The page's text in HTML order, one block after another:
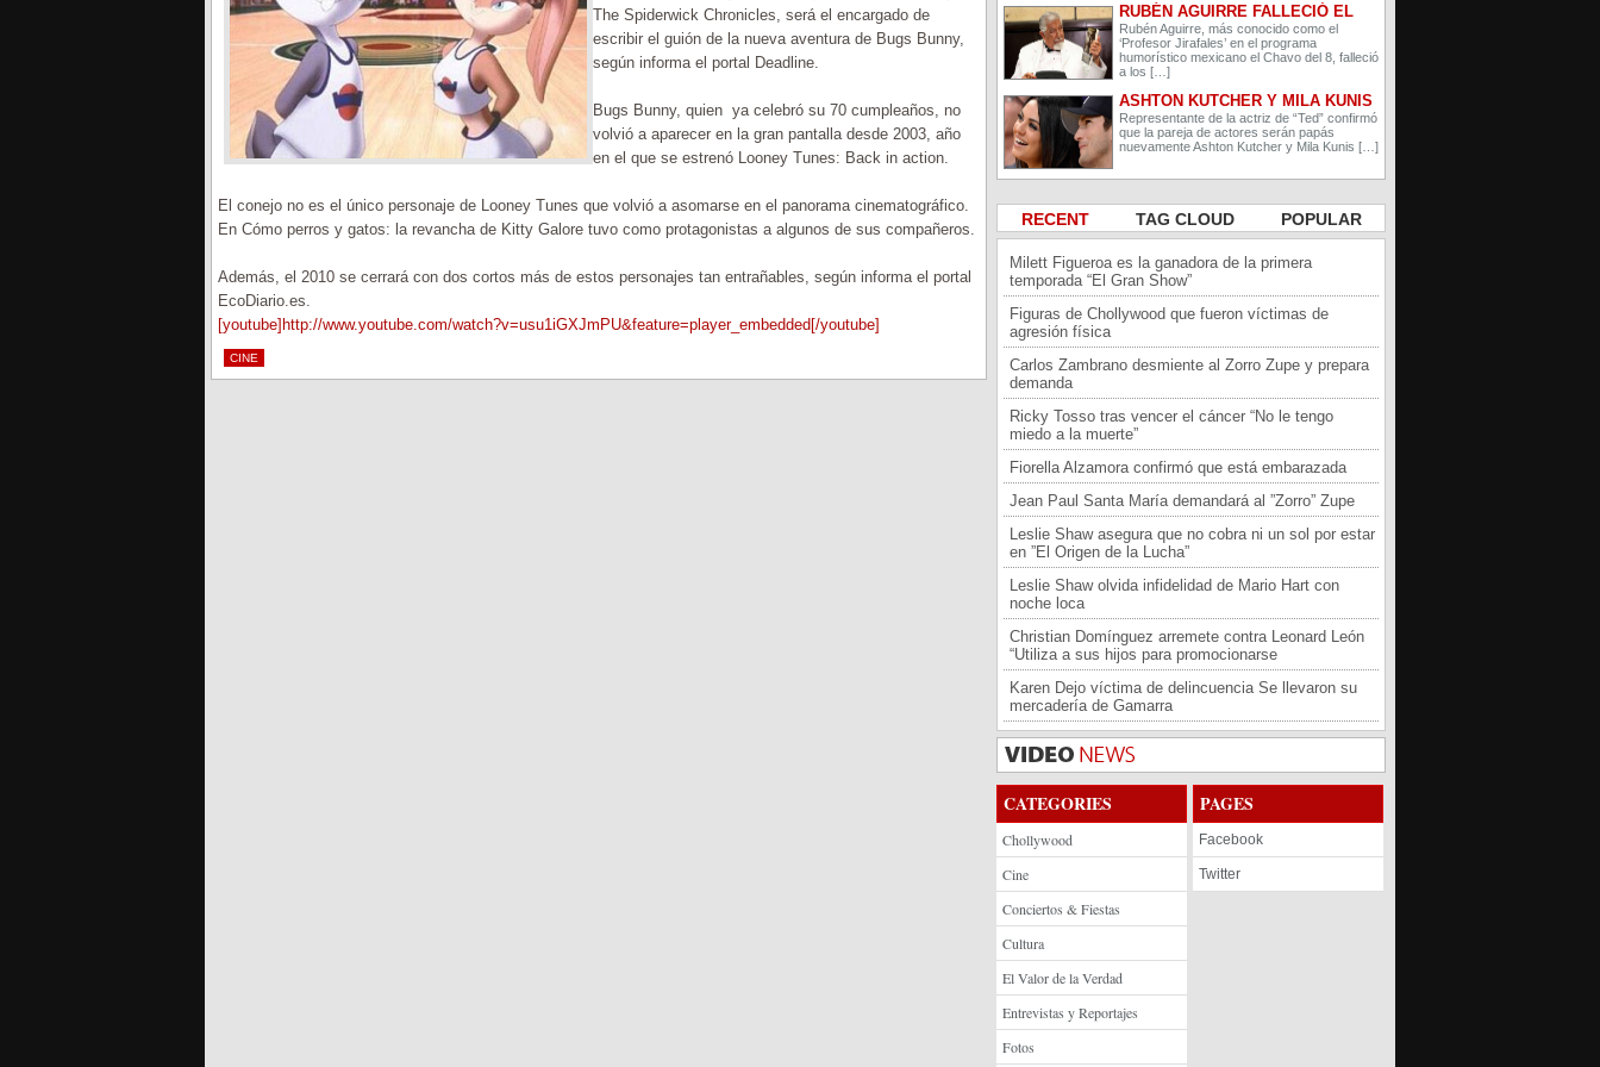
The Spiderwick Chronicles, será el encargado de
escribir el guión de la nueva aventura de Bugs Bunny,
según informa el portal Deadline.
Bugs Bunny, quien ya celebró su 70 cumpleaños, no
volvió a aparecer en la gran pantalla desde 2003, año
en el que se estrenó Looney Tunes: Back in action.
El conejo no es el único personaje de Looney Tunes que volvió a asomarse en el panorama cinematográfico.
En Cómo perros y gatos: la revancha de Kitty Galore tuvo como protagonistas a algunos de sus compañeros.
Además, el 2010 se cerrará con dos cortos más de estos personajes tan entrañables, según informa el portal
EcoDiario.es.
[youtube]http://www.youtube.com/watch?v=usu1iGXJmPU&feature=player_embedded[/youtube]
CINE
RUBÉN AGUIRRE FALLECIÓ EL
PROFESOR JIRAFALES DE EL
CHAVO DEL 8
Rubén Aguirre, más conocido como el
‘Profesor Jirafales’ en el programa
humorístico mexicano el Chavo del 8, falleció
a los […]
ASHTON KUTCHER Y MILA KUNIS
ESPERAN A SU SEGUNDO HIJO
Representante de la actriz de “Ted” confirmó
que la pareja de actores serán papás
nuevamente Ashton Kutcher y Mila Kunis […]
RECENT TAG CLOUD POPULAR
Milett Figueroa es la ganadora de la primera
temporada “El Gran Show”
Figuras de Chollywood que fueron víctimas de
agresión física
Carlos Zambrano desmiente al Zorro Zupe y prepara
demanda
Ricky Tosso tras vencer el cáncer “No le tengo
miedo a la muerte”
Fiorella Alzamora confirmó que está embarazada
Jean Paul Santa María demandará al ”Zorro” Zupe
Leslie Shaw asegura que no cobra ni un sol por estar
en ”El Origen de la Lucha”
Leslie Shaw olvida infidelidad de Mario Hart con
noche loca
Christian Domínguez arremete contra Leonard León
“Utiliza a sus hijos para promocionarse
Karen Dejo víctima de delincuencia Se llevaron su
mercadería de Gamarra
CATEGORIES
Chollywood
Cine
Conciertos & Fiestas
Cultura
El Valor de la Verdad
Entrevistas y Reportajes
Fotos
PAGES
Facebook
Twitter